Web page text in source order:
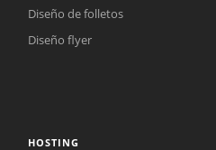
Diseño de folletos
Diseño flyer
HOSTING